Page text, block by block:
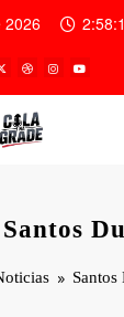
2026
Santos